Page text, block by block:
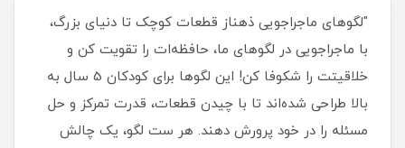
"لگوهای ماجراجویی ذهناز قطعات کوچک تا دنیای بزرگ،
با ماجراجویی در لگوهای ما، حافظه‌ات را تقویت کن و
خلاقیتت را شکوفا کن! این لگوها برای کودکان 5 سال به
بالا طراحی شده‌اند تا با چیدن قطعات، قدرت تمرکز و حل
مسئله را در خود پرورش دهند. هر ست لگو، یک چالش